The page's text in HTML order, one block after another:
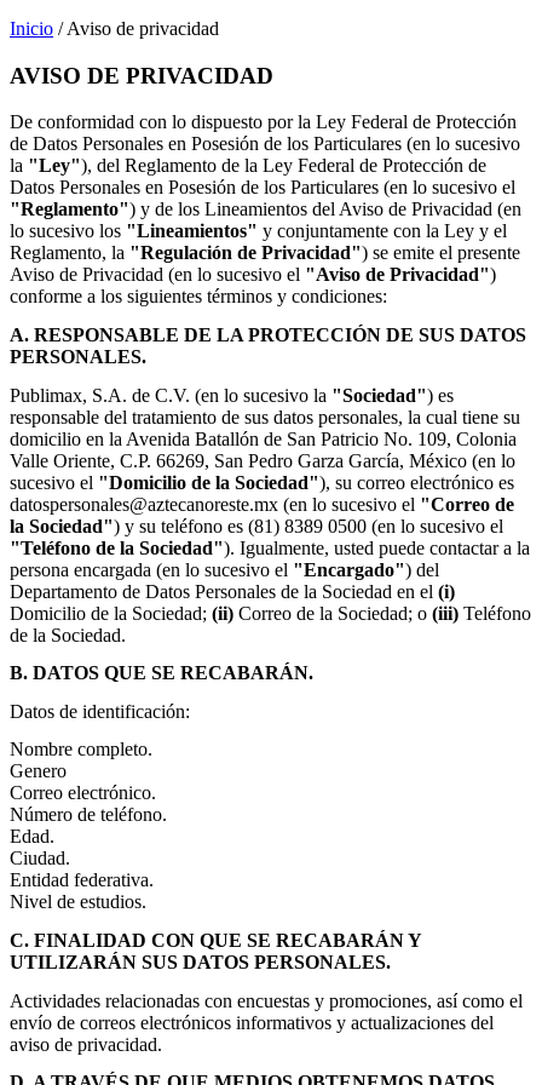
Inicio / Aviso de privacidad
AVISO DE PRIVACIDAD
De conformidad con lo dispuesto por la Ley Federal de Protección
de Datos Personales en Posesión de los Particulares (en lo sucesivo
la "Ley"), del Reglamento de la Ley Federal de Protección de
Datos Personales en Posesión de los Particulares (en lo sucesivo el
"Reglamento") y de los Lineamientos del Aviso de Privacidad (en
lo sucesivo los "Lineamientos" y conjuntamente con la Ley y el
Reglamento, la "Regulación de Privacidad") se emite el presente
Aviso de Privacidad (en lo sucesivo el "Aviso de Privacidad")
conforme a los siguientes términos y condiciones:
A. RESPONSABLE DE LA PROTECCIÓN DE SUS DATOS
PERSONALES.
Publimax, S.A. de C.V. (en lo sucesivo la "Sociedad") es
responsable del tratamiento de sus datos personales, la cual tiene su
domicilio en la Avenida Batallón de San Patricio No. 109, Colonia
Valle Oriente, C.P. 66269, San Pedro Garza García, México (en lo
sucesivo el "Domicilio de la Sociedad"), su correo electrónico es
datospersonales@aztecanoreste.mx (en lo sucesivo el "Correo de
la Sociedad") y su teléfono es (81) 8389 0500 (en lo sucesivo el
"Teléfono de la Sociedad"). Igualmente, usted puede contactar a la
persona encargada (en lo sucesivo el "Encargado") del
Departamento de Datos Personales de la Sociedad en el (i)
Domicilio de la Sociedad; (ii) Correo de la Sociedad; o (iii) Teléfono
de la Sociedad.
B. DATOS QUE SE RECABARÁN.
Datos de identificación:
Nombre completo.
Genero
Correo electrónico.
Número de teléfono.
Edad.
Ciudad.
Entidad federativa.
Nivel de estudios.
C. FINALIDAD CON QUE SE RECABARÁN Y
UTILIZARÁN SUS DATOS PERSONALES.
Actividades relacionadas con encuestas y promociones, así como el
envío de correos electrónicos informativos y actualizaciones del
aviso de privacidad.